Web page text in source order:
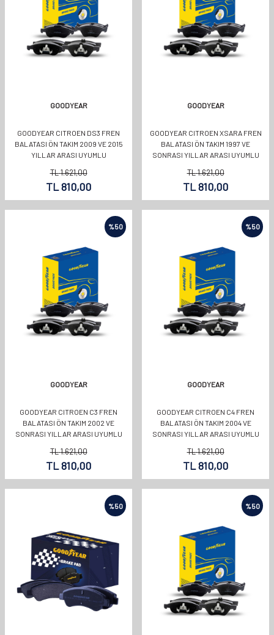
GOODYEAR
GOODYEAR CITROEN XSARA FREN
BALATASI ÖN TAKIM 1997 VE
SONRASI YILLAR ARASI UYUMLU
1.621,00
TL
810,00
TL
GOODYEAR
GOODYEAR CITROEN DS3 FREN
BALATASI ÖN TAKIM 2009 VE 2015
YILLAR ARASI UYUMLU
1.621,00
TL
810,00
TL
%50
GOODYEAR
GOODYEAR CITROEN C4 FREN
BALATASI ÖN TAKIM 2004 VE
SONRASI YILLAR ARASI UYUMLU
1.621,00
TL
810,00
TL
%50
GOODYEAR
GOODYEAR CITROEN C3 FREN
BALATASI ÖN TAKIM 2002 VE
SONRASI YILLAR ARASI UYUMLU
1.621,00
TL
810,00
TL
%50
%50